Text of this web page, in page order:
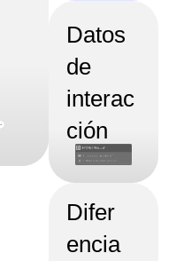
Datos
de
interac
ción
Difer
encia